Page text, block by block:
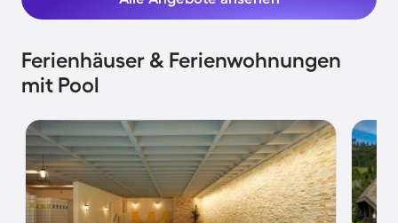
Ferienhäuser & Ferienwohnungen
mit Pool